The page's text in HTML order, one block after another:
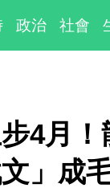
政治 社會
4月
」成